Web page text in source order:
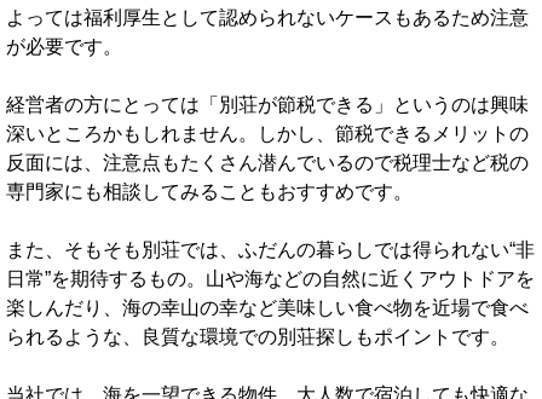
よっては福利厚生として認められないケースもあるため注意
が必要です。
経営者の方にとっては「別荘が節税できる」というのは興味
深いところかもしれません。しかし、節税できるメリットの
反面には、注意点もたくさん潜んでいるので税理士など税の
専門家にも相談してみることもおすすめです。
また、そもそも別荘では、ふだんの暮らしでは得られない“非
日常”を期待するもの。山や海などの自然に近くアウトドアを
楽しんだり、海の幸山の幸など美味しい食べ物を近場で食べ
られるような、良質な環境での別荘探しもポイントです。
当社では、海を一望できる物件、大人数で宿泊しても快適な